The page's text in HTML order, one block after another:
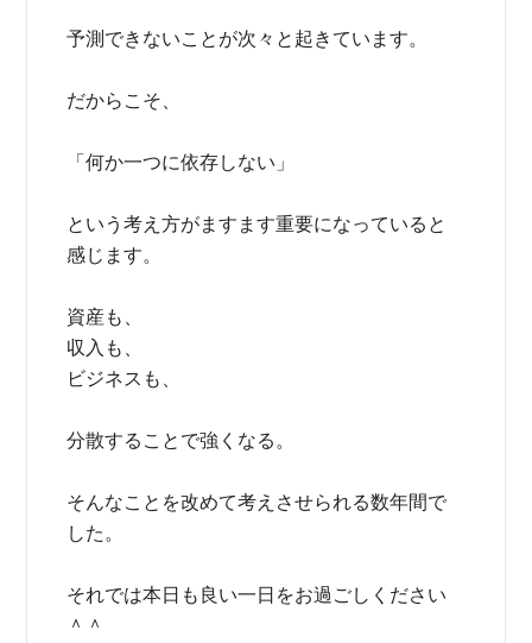
予測できないことが次々と起きています。
だからこそ、
「何か一つに依存しない」
という考え方がますます重要になっていると
感じます。
資産も、
収入も、
ビジネスも、
分散することで強くなる。
そんなことを改めて考えさせられる数年間で
した。
それでは本日も良い一日をお過ごしください
＾＾